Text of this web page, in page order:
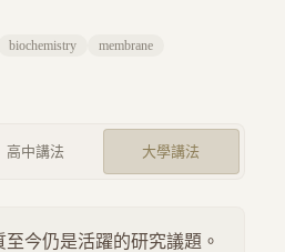
biochemistry
membrane
高中講法 大學講法
今仍是活躍的研究議題。